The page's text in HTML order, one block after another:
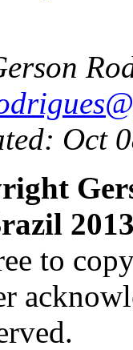
Oct
2013
to